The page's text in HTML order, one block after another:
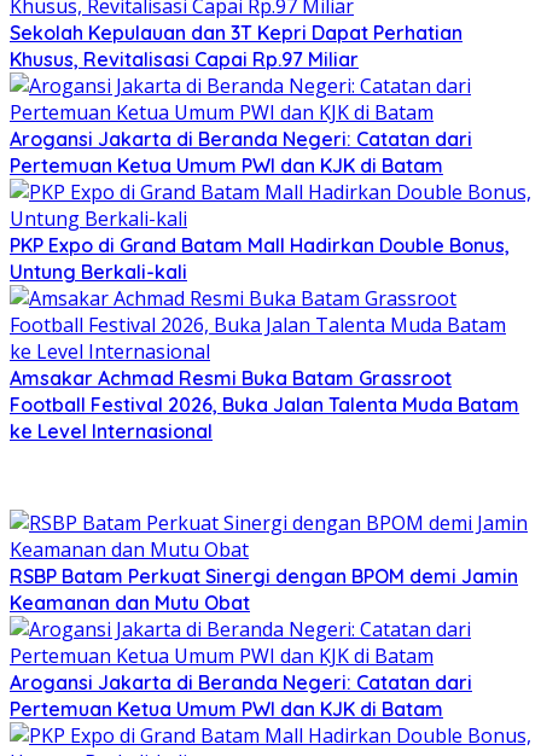
Sekolah Kepulauan dan 3T Kepri Dapat Perhatian
Khusus, Revitalisasi Capai Rp.97 Miliar
Arogansi Jakarta di Beranda Negeri: Catatan dari
Pertemuan Ketua Umum PWI dan KJK di Batam
PKP Expo di Grand Batam Mall Hadirkan Double Bonus,
Untung Berkali-kali
Amsakar Achmad Resmi Buka Batam Grassroot
Football Festival 2026, Buka Jalan Talenta Muda Batam
ke Level Internasional
RSBP Batam Perkuat Sinergi dengan BPOM demi Jamin
Keamanan dan Mutu Obat
Arogansi Jakarta di Beranda Negeri: Catatan dari
Pertemuan Ketua Umum PWI dan KJK di Batam